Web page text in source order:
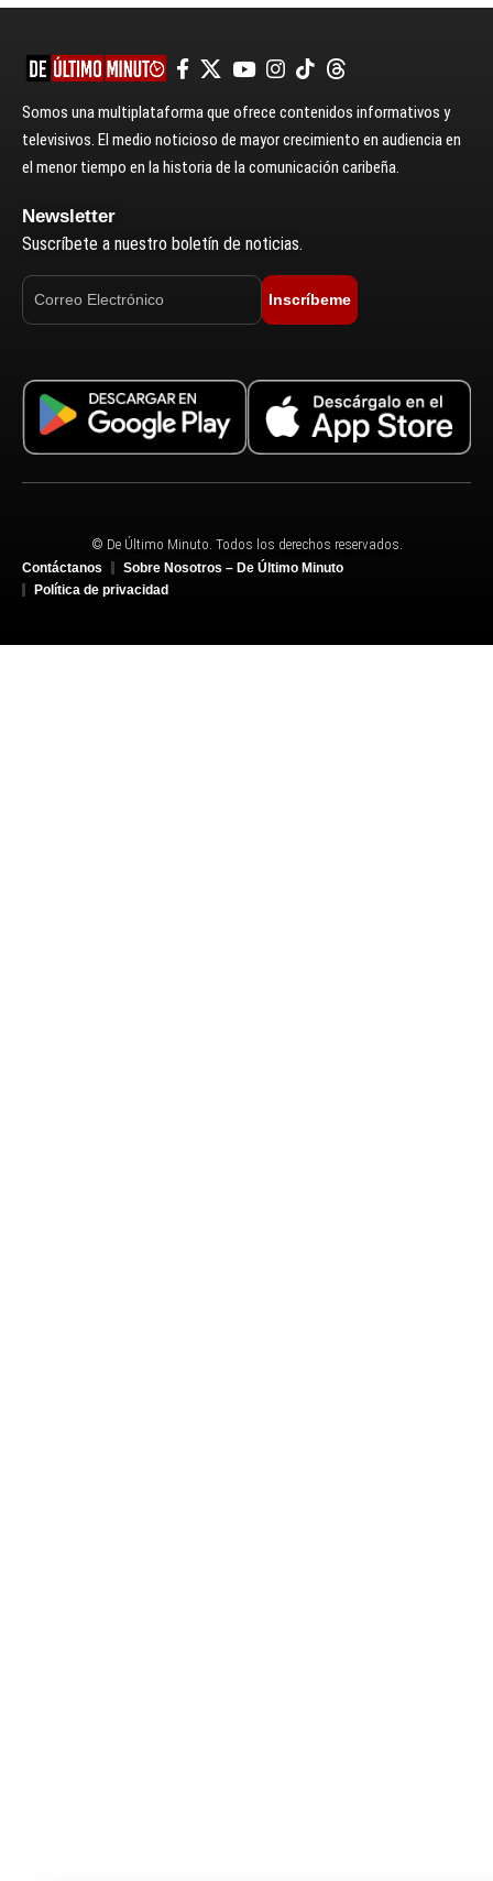
Somos una multiplataforma que ofrece contenidos informativos y
televisivos. El medio noticioso de mayor crecimiento en audiencia en
el menor tiempo en la historia de la comunicación caribeña.
Newsletter
Suscríbete a nuestro boletín de noticias.
Inscríbeme
© De Último Minuto. Todos los derechos reservados.
Contáctanos
Sobre Nosotros – De Último Minuto
Política de privacidad